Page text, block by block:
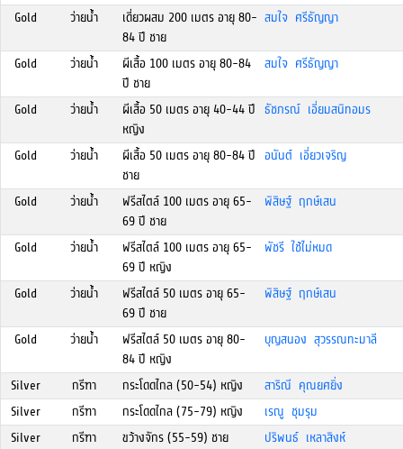
Gold ว่ายน้ำ
เดี่ยวผสม 200 เมตร อายุ 80-
84 ปี ชาย
สมใจ ศรีธัญญา
Gold ว่ายน้ำ
ผีเสื้อ 100 เมตร อายุ 80-84
ปี ชาย
สมใจ ศรีธัญญา
Gold ว่ายน้ำ
ผีเสื้อ 50 เมตร อายุ 40-44 ปี
หญิง
ธัชภรณ์ เอี่ยมสนิทอมร
Gold ว่ายน้ำ
ผีเสื้อ 50 เมตร อายุ 80-84 ปี
ชาย
อนันต์ เอี่ยวเจริญ
Gold ว่ายน้ำ
ฟรีสไตล์ 100 เมตร อายุ 65-
69 ปี ชาย
พิสิษฐ์ ฤกษ์เสน
Gold ว่ายน้ำ
ฟรีสไตล์ 100 เมตร อายุ 65-
69 ปี หญิง
พัชรี ใช้ไม่หมด
Gold ว่ายน้ำ
ฟรีสไตล์ 50 เมตร อายุ 65-
69 ปี ชาย
พิสิษฐ์ ฤกษ์เสน
Gold ว่ายน้ำ
ฟรีสไตล์ 50 เมตร อายุ 80-
84 ปี หญิง
บุญสนอง สุวรรณทะมาลี
Silver กรีฑา กระโดดไกล (50-54) หญิง
สาริณี คุณยศยิ่ง
Silver
กรีฑา กระโดดไกล (75-79) หญิง
เรณู ชุมรุม
Silver
กรีฑา ขว้างจักร (55-59) ชาย
ปริพนธ์ เหลาสิงห์